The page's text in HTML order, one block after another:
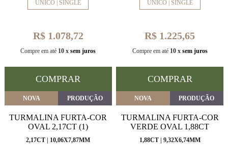
ÚNICO | SINGLE
R$ 1.078,72
Compre em até 10 x sem juros
COMPRAR
ÚNICO | SINGLE
R$ 1.225,65
Compre em até 10 x sem juros
COMPRAR
NOVA PRODUÇÃO
TURMALINA FURTA-COR
OVAL 2,17CT (1)
2,17CT | 10,06X7,87MM
NOVA PRODUÇÃO
TURMALINA FURTA-COR
VERDE OVAL 1,88CT
1,88CT | 9,32X6,74MM